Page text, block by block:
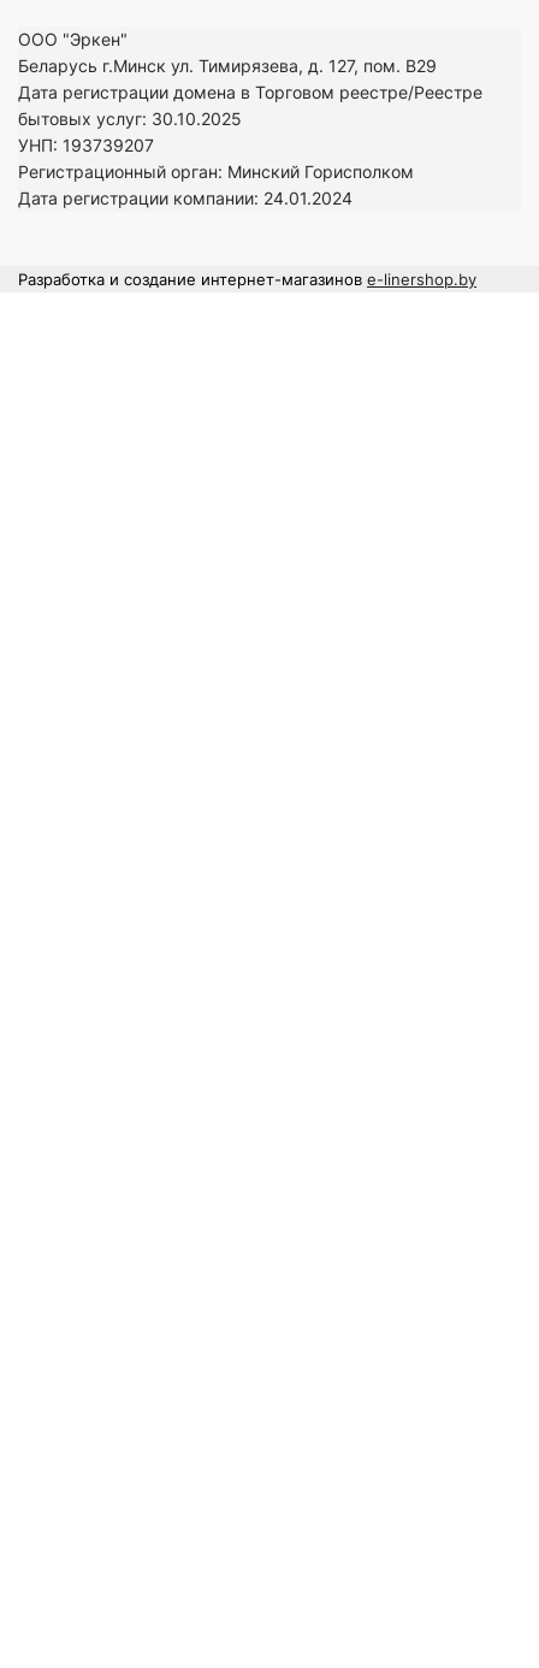
ООО "Эркен"
Беларусь г.Минск ул. Тимирязева, д. 127, пом. В29
Дата регистрации домена в Торговом реестре/Реестре
бытовых услуг: 30.10.2025
УНП: 193739207
Регистрационный орган: Минский Горисполком
Дата регистрации компании: 24.01.2024
Разработка и создание интернет-магазинов e-linershop.by